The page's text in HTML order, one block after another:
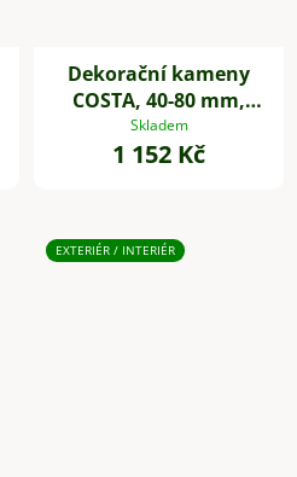
Dekorační kameny
COSTA, 40-80 mm,
plast, bílá
Skladem
1 152 Kč
EXTERIÉR / INTERIÉR